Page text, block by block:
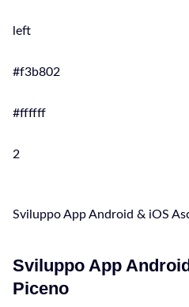
left
#f3b802
#ffffff
2
Sviluppo App Android & iOS
Sviluppo App
Piceno